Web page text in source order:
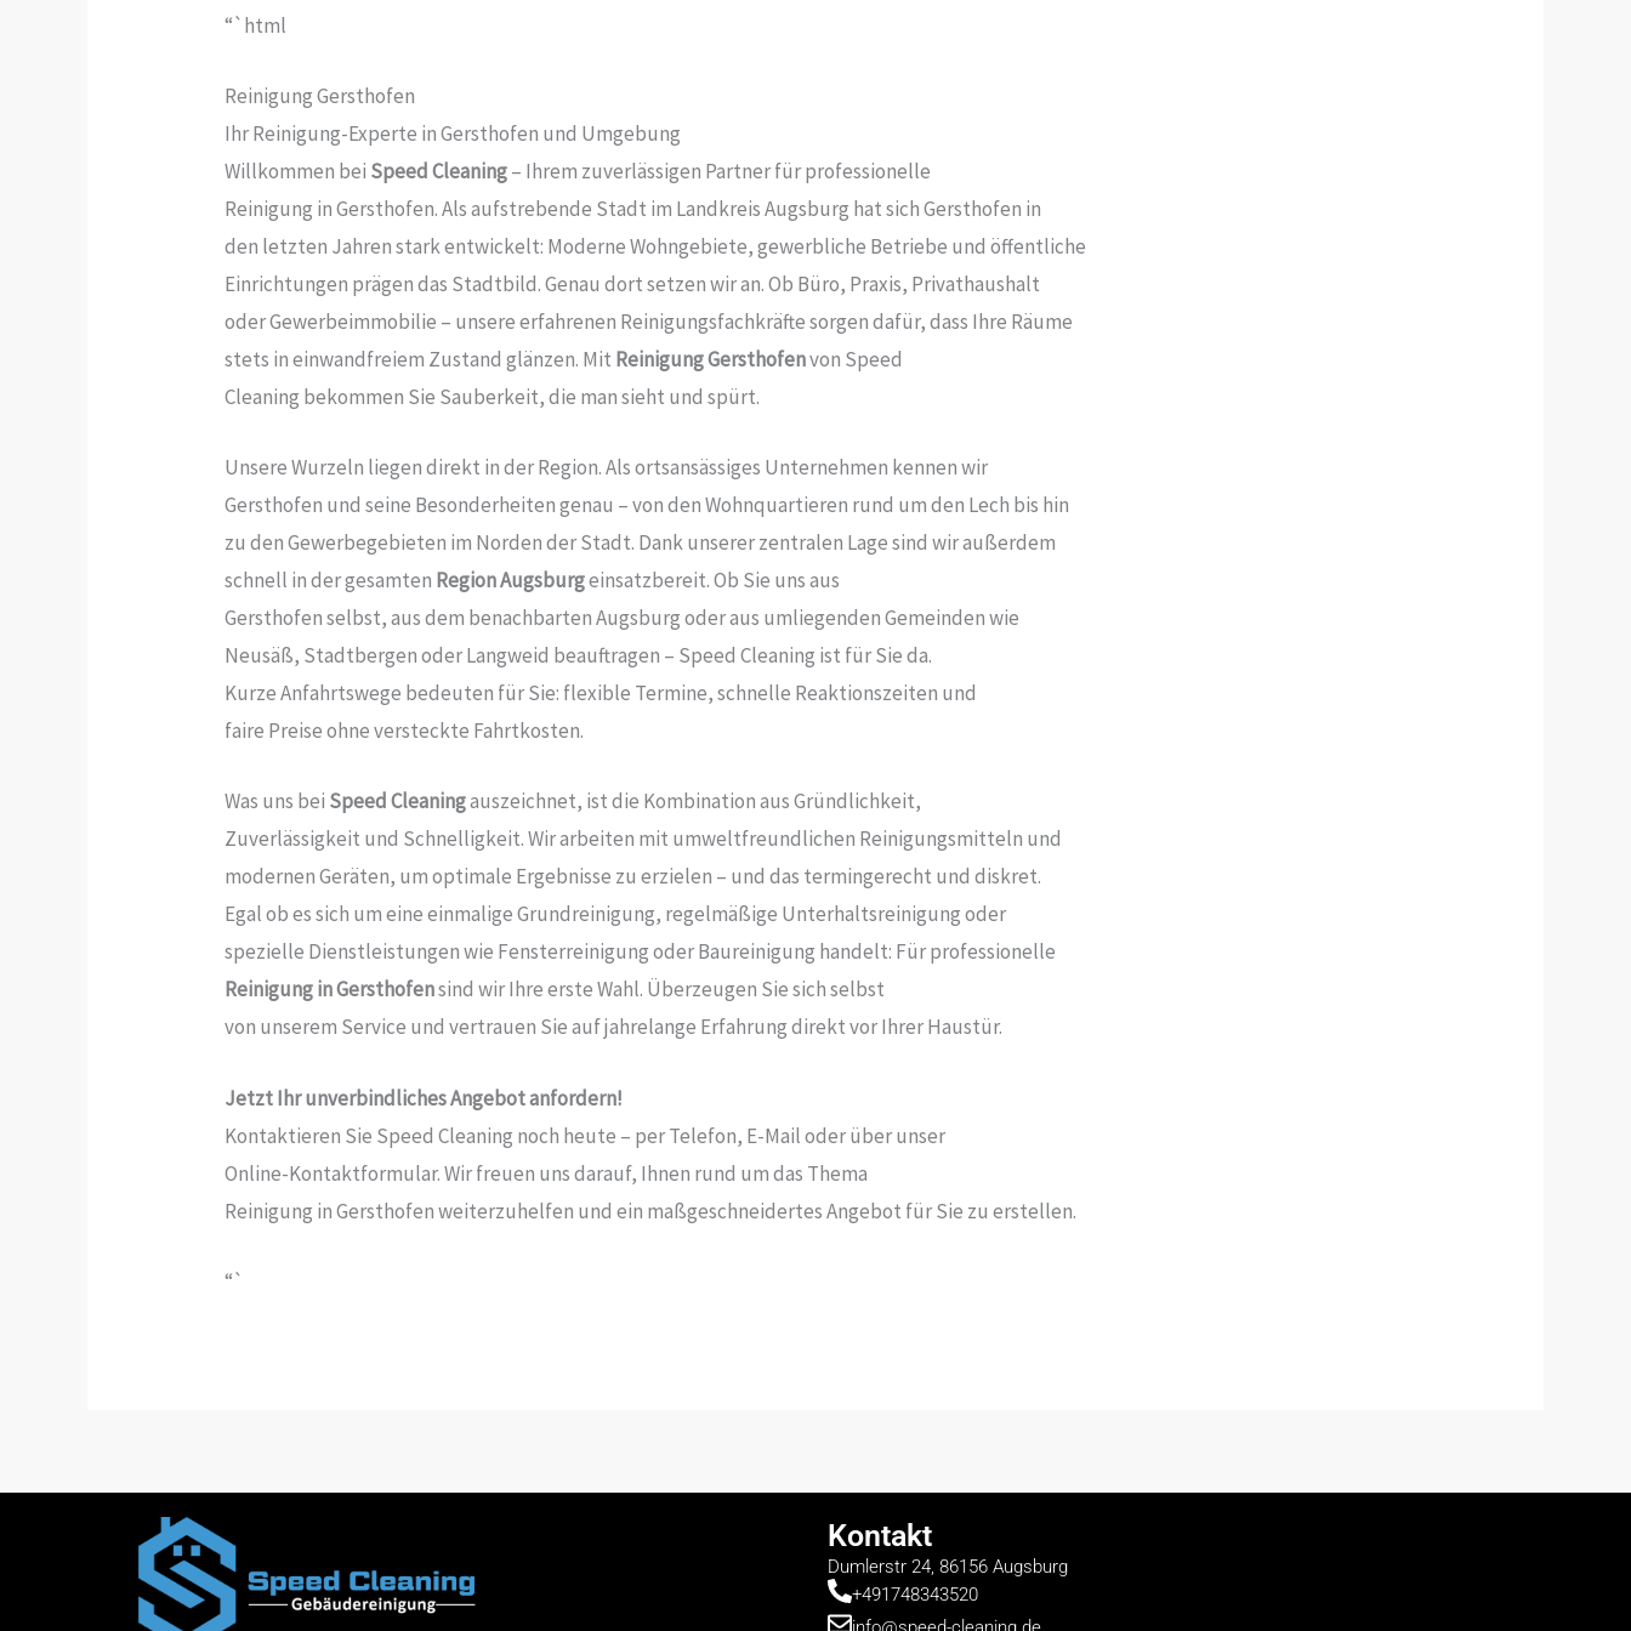
“`html
Reinigung Gersthofen
Ihr Reinigung-Experte in Gersthofen und Umgebung
Willkommen bei Speed Cleaning– Ihrem zuverlässigen Partner für professionelle
Reinigung in Gersthofen. Als aufstrebende Stadt im Landkreis Augsburg hat sich Gersthofen in
den letzten Jahren stark entwickelt: Moderne Wohngebiete, gewerbliche Betriebe und öffentliche
Einrichtungen prägen das Stadtbild. Genau dort setzen wir an. Ob Büro, Praxis, Privathaushalt
oder Gewerbeimmobilie – unsere erfahrenen Reinigungsfachkräfte sorgen dafür, dass Ihre Räume
stets in einwandfreiem Zustand glänzen. Mit Reinigung Gersthofenvon Speed
Cleaning bekommen Sie Sauberkeit, die man sieht und spürt.
Unsere Wurzeln liegen direkt in der Region. Als ortsansässiges Unternehmen kennen wir
Gersthofen und seine Besonderheiten genau – von den Wohnquartieren rund um den Lech bis hin
zu den Gewerbegebieten im Norden der Stadt. Dank unserer zentralen Lage sind wir außerdem
schnell in der gesamten Region Augsburgeinsatzbereit. Ob Sie uns aus
Gersthofen selbst, aus dem benachbarten Augsburg oder aus umliegenden Gemeinden wie
Neusäß, Stadtbergen oder Langweid beauftragen – Speed Cleaning ist für Sie da.
Kurze Anfahrtswege bedeuten für Sie: flexible Termine, schnelle Reaktionszeiten und
faire Preise ohne versteckte Fahrtkosten.
Was uns bei Speed Cleaningauszeichnet, ist die Kombination aus Gründlichkeit,
Zuverlässigkeit und Schnelligkeit. Wir arbeiten mit umweltfreundlichen Reinigungsmitteln und
modernen Geräten, um optimale Ergebnisse zu erzielen – und das termingerecht und diskret.
Egal ob es sich um eine einmalige Grundreinigung, regelmäßige Unterhaltsreinigung oder
spezielle Dienstleistungen wie Fensterreinigung oder Baureinigung handelt: Für professionelle
Reinigung in Gersthofensind wir Ihre erste Wahl. Überzeugen Sie sich selbst
von unserem Service und vertrauen Sie auf jahrelange Erfahrung direkt vor Ihrer Haustür.
Jetzt Ihr unverbindliches Angebot anfordern!
Kontaktieren Sie Speed Cleaning noch heute – per Telefon, E-Mail oder über unser
Online-Kontaktformular. Wir freuen uns darauf, Ihnen rund um das Thema
Reinigung in Gersthofen weiterzuhelfen und ein maßgeschneidertes Angebot für Sie zu erstellen.
“`
Kontakt
Dumlerstr 24, 86156 Augsburg
+491748343520